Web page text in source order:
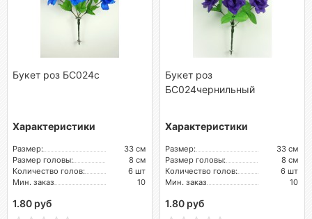
Букет роз БС024с
Характеристики
Размер:
33 см
Размер головы:
8 см
Количество голов:
6 шт
Мин. заказ
10
1.80 руб
Букет роз
БС024чернильный
Характеристики
Размер:
33 см
Размер головы:
8 см
Количество голов:
6 шт
Мин. заказ
10
1.80 руб